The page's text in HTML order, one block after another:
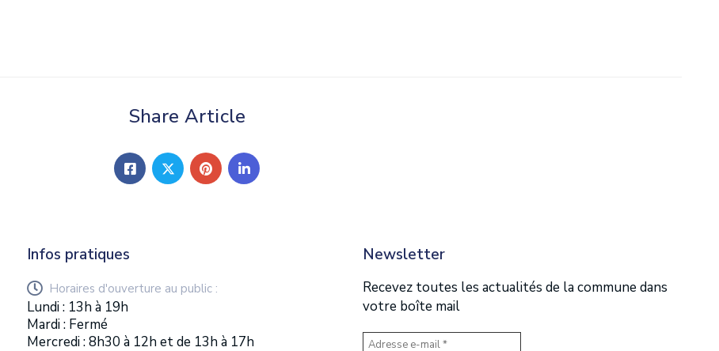
Share Article
Infos pratiques
Horaires d'ouverture au public :
Lundi : 13h à 19h
Mardi : Fermé
Mercredi : 8h30 à 12h et de 13h à 17h
Newsletter
Recevez toutes les actualités de la commune dans
votre boîte mail